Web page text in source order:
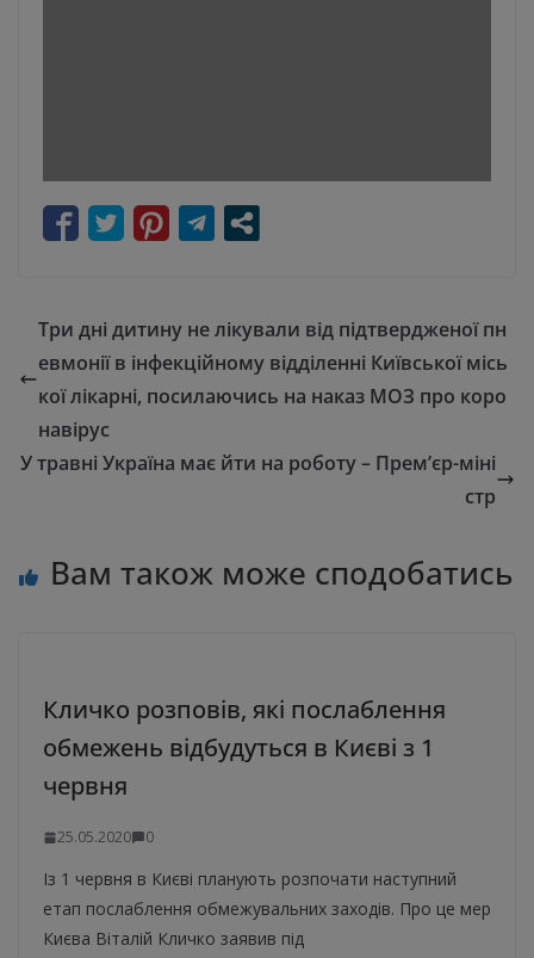
Три дні дитину не лікували від підтвердженої пн
евмонії в інфекційному відділенні Київської місь
кої лікарні, посилаючись на наказ МОЗ про коро
навірус
​​У травні Україна має йти на роботу – Прем’єр-міні
стр
Вам також може сподобатись
Кличко розповів, які послаблення
обмежень відбудуться в Києві з 1
червня
25.05.2020 0
Із 1 червня в Києві планують розпочати наступний
етап послаблення обмежувальних заходів. Про це мер
Києва Віталій Кличко заявив під